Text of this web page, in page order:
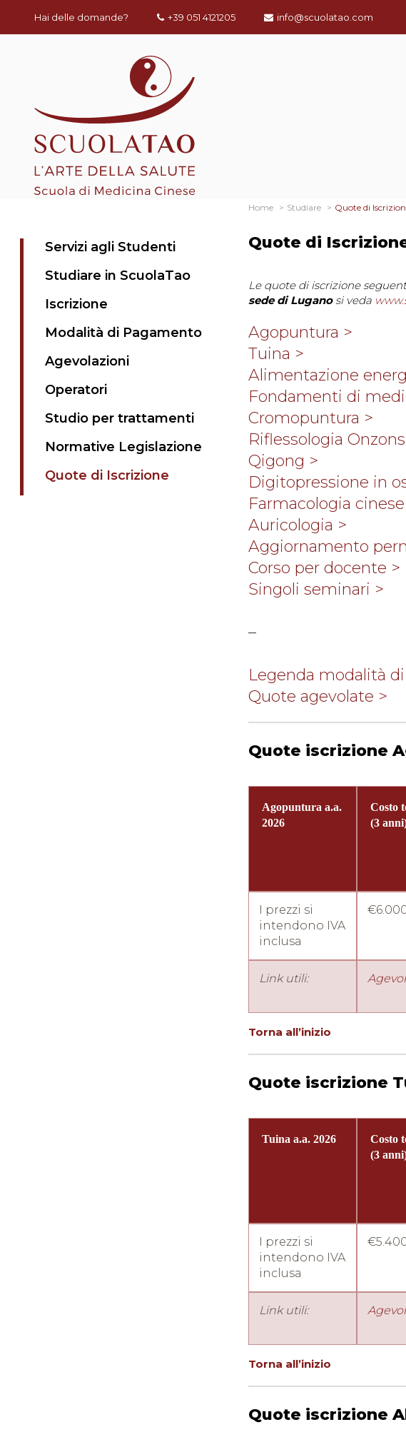
Hai delle domande? +39 051 4121205 info@scuolatao.com
Servizi agli Studenti
Studiare in ScuolaTao
Iscrizione
Modalità di Pagamento
Agevolazioni
Operatori
Studio per trattamenti
Normative Legislazione
Quote di Iscrizione
Home Studiare Quote di
Quote di
Le quote di iscrizione
sede di Luganosi veda
Agopuntura >
Tuina >
Alimentazione
Fondamenti di
Cromopuntura >
Riflessologia
Qigong >
Digitopressione in
Farmacologia
Auricologia >
Aggiornamento
Corso per docente >
Singoli seminari >
–
Legenda modalità
Quote agevolate >
Quote iscrizione
Agopuntura a.a.
2026
Costo
(3
I prezzi si
intendono IVA
inclusa
Link utili:
Torna all’inizio
Quote iscrizione
Tuina a.a. 2026
Costo
(3
I prezzi si
intendono IVA
inclusa
Link utili:
Torna all’inizio
Quote iscrizione